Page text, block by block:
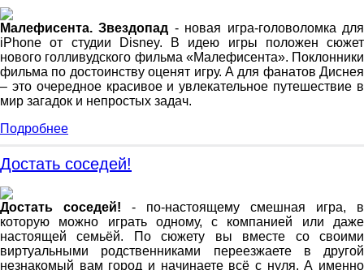
Малефисента. Звездопад - новая игра-головоломка для
iPhone от студии Disney. В идею игры положен сюжет
нового голливудского фильма «Малефисента». Поклонники
фильма по достоинству оценят игру. А для фанатов Диснея
– это очередное красивое и увлекательное путешествие в
мир загадок и непростых задач.
Подробнее
Достать соседей!
Достать соседей! - по-настоящему смешная игра, в
которую можно играть одному, с компанией или даже
настоящей семьёй. По сюжету вы вместе со своими
виртуальными родственниками переезжаете в другой
незнакомый вам город и начинаете всё с нуля. А именно